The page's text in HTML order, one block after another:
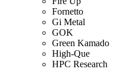
Fornetto
Gi Metal
GOK
Green Kamado
High-Que
HPC Research